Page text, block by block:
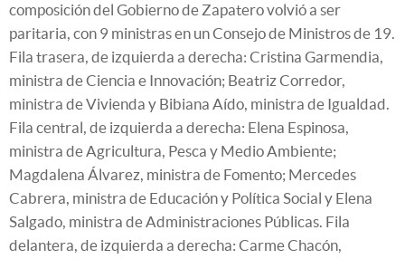
composición del Gobierno de Zapatero volvió a ser
paritaria, con 9 ministras en un Consejo de Ministros de 19.
Fila trasera, de izquierda a derecha: Cristina Garmendia,
ministra de Ciencia e Innovación; Beatriz Corredor,
ministra de Vivienda y Bibiana Aído, ministra de Igualdad.
Fila central, de izquierda a derecha: Elena Espinosa,
ministra de Agricultura, Pesca y Medio Ambiente;
Magdalena Álvarez, ministra de Fomento; Mercedes
Cabrera, ministra de Educación y Política Social y Elena
Salgado, ministra de Administraciones Públicas. Fila
delantera, de izquierda a derecha: Carme Chacón,